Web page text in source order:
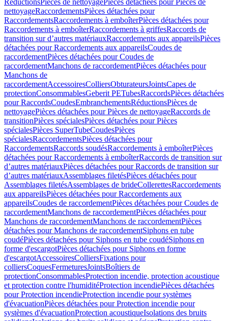
RéductionsPièces de nettoyagePièces détachées pour Pièces de
nettoyageRaccordementsPièces détachées pour
RaccordementsRaccordements à emboîterPièces détachées pour
Raccordements à emboîterRaccordements à griffesRaccords de
transition sur d’autres matériauxRaccordements aux appareilsPièces
détachées pour Raccordements aux appareilsCoudes de
raccordementPièces détachées pour Coudes de
raccordementManchons de raccordementPièces détachées pour
Manchons de
raccordementAccessoiresColliersObturateursJointsCapes de
protectionConsommablesGeberit PETubesRaccordsPièces détachées
pour RaccordsCoudesEmbranchementsRéductionsPièces de
nettoyagePièces détachées pour Pièces de nettoyageRaccords de
transitionPièces spécialesPièces détachées pour Pièces
spécialesPièces SuperTubeCoudesPièces
spécialesRaccordementsPièces détachées pour
RaccordementsRaccords soudésRaccordements à emboîterPièces
détachées pour Raccordements à emboîterRaccords de transition sur
d’autres matériauxPièces détachées pour Raccords de transition sur
d’autres matériauxAssemblages filetésPièces détachées pour
Assemblages filetésAssemblages de brideCollerettesRaccordements
aux appareilsPièces détachées pour Raccordements aux
appareilsCoudes de raccordementPièces détachées pour Coudes de
raccordementManchons de raccordementPièces détachées pour
Manchons de raccordementManchons de raccordementPièces
détachées pour Manchons de raccordementSiphons en tube
coudéPièces détachées pour Siphons en tube coudéSiphons en
forme d'escargotPièces détachées pour Siphons en forme
d'escargotAccessoiresColliersFixations pour
colliersCoquesFermeturesJointsBoîtiers de
protectionConsommablesProtection incendie, protection acoustique
et protection contre l'humiditéProtection incendiePièces détachées
pour Protection incendieProtection incendie pour systèmes
d'évacuationPièces détachées pour Protection incendie pour
systèmes d'évacuationProtection acoustiqueIsolations des bruits